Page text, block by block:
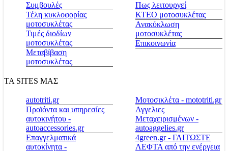
Συμβουλές
Τέλη κυκλοφορίας
μοτοσυκλέτας
Τιμές διοδίων
μοτοσυκλέτας
Μεταβίβαση
μοτοσυκλέτας
Πως λειτουργεί
ΚΤΕΟ μοτοσυκλέτας
Ανακύκλωση
μοτοσυκλέτας
Επικοινωνία
ΤΑ SITES ΜΑΣ
autotriti.gr
Προϊόντα και υπηρεσίες
αυτοκινήτου -
autoaccessories.gr
Επαγγελματικά
αυτοκίνητα -
Μοτοσικλέτα - mototriti.gr
Αγγελιες
Μεταχειρισμένων -
autoaggelies.gr
4green.gr - ΓΛΙΤΩΣΤΕ
ΛΕΦΤΑ από την ενέργεια